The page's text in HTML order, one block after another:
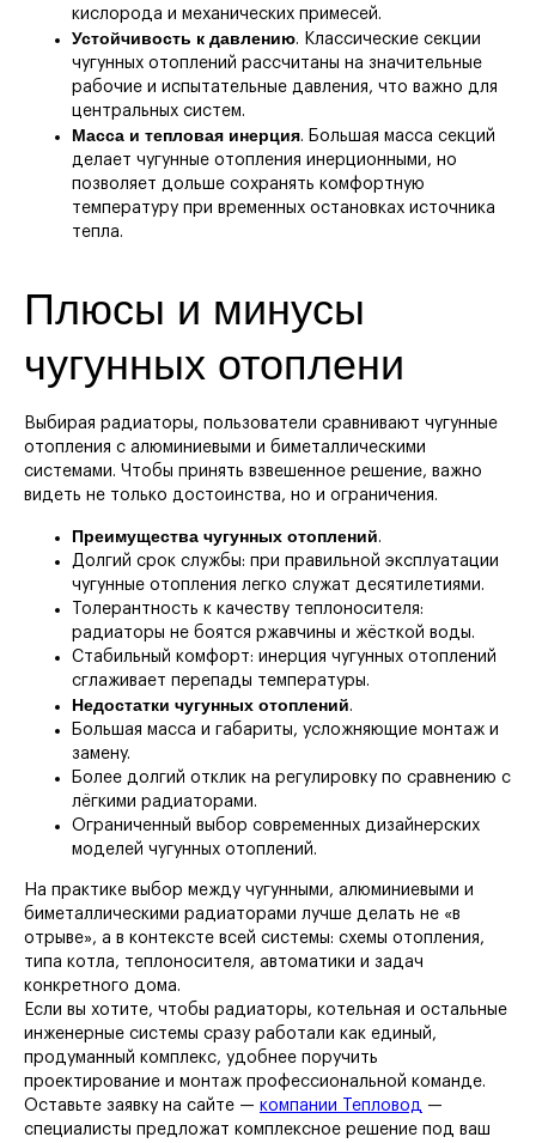
кислорода и механических примесей.
Устойчивость к давлению. Классические секции
чугунных отоплений рассчитаны на значительные
рабочие и испытательные давления, что важно для
центральных систем.
Масса и тепловая инерция. Большая масса секций
делает чугунные отопления инерционными, но
позволяет дольше сохранять комфортную
температуру при временных остановках источника
тепла.
Плюсы и минусы
чугунных отоплени
Выбирая радиаторы, пользователи сравнивают чугунные
отопления с алюминиевыми и биметаллическими
системами. Чтобы принять взвешенное решение, важно
видеть не только достоинства, но и ограничения.
Преимущества чугунных отоплений.
Долгий срок службы: при правильной эксплуатации
чугунные отопления легко служат десятилетиями.
Толерантность к качеству теплоносителя:
радиаторы не боятся ржавчины и жёсткой воды.
Стабильный комфорт: инерция чугунных отоплений
сглаживает перепады температуры.
Недостатки чугунных отоплений.
Большая масса и габариты, усложняющие монтаж и
замену.
Более долгий отклик на регулировку по сравнению с
лёгкими радиаторами.
Ограниченный выбор современных дизайнерских
моделей чугунных отоплений.
На практике выбор между чугунными, алюминиевыми и
биметаллическими радиаторами лучше делать не «в
отрыве», а в контексте всей системы: схемы отопления,
типа котла, теплоносителя, автоматики и задач
конкретного дома.
Если вы хотите, чтобы радиаторы, котельная и остальные
инженерные системы сразу работали как единый,
продуманный комплекс, удобнее поручить
проектирование и монтаж профессиональной команде.
Оставьте заявку на сайте — компании Тепловод —
специалисты предложат комплексное решение под ваш